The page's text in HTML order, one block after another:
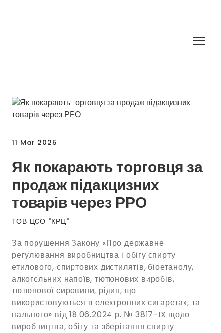
11 Mar 2025
Як покарають торговця за
продаж підакцизних
товарів через РРО
ТОВ ЦСО "КРЦ"
За порушення Закону «Про державне
регулювання виробництва і обігу спирту
етилового, спиртових дистилятів, біоетанолу,
алкогольних напоїв, тютюнових виробів,
тютюнової сировини, рідин, що
використовуються в електронних сигаретах, та
пального» від 18.06.2024 р. № 3817-IX щодо
виробництва, обігу та зберігання спирту